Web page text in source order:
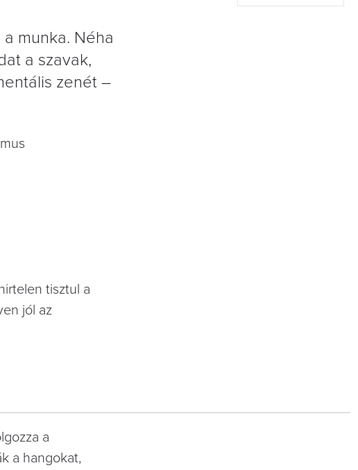
munka. Néha
a szavak,
zenét –
tisztul a
jól az
a
a hangokat,